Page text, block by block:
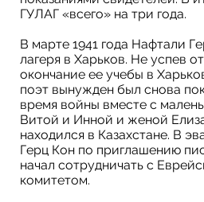
ГУЛАГ «всего» на три года.
В марте 1941 года Нафтали
лагеря в Харьков. Не успев
окончание ее учебы в
поэт вынужден был снова
время войны вместе с
Витой и Инной и женой
находился в Казахстане. В
Герц Кон по приглашению
начал сотрудничать с
комитетом.